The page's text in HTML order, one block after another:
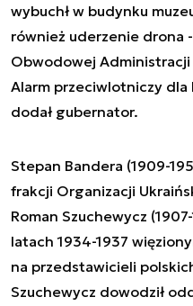
wybuchł w budynku
również uderzenie drona
Obwodowej Administracji
Alarm przeciwlotniczy dla
dodał gubernator.
Stepan Bandera (1909-
frakcji Organizacji
Roman Szuchewycz
latach 1934-1937
na przedstawicieli
Szuchewycz dowodził